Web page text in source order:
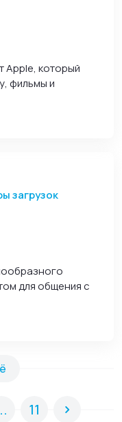
Apple, который
фильмы и
загрузок
для общения с
11